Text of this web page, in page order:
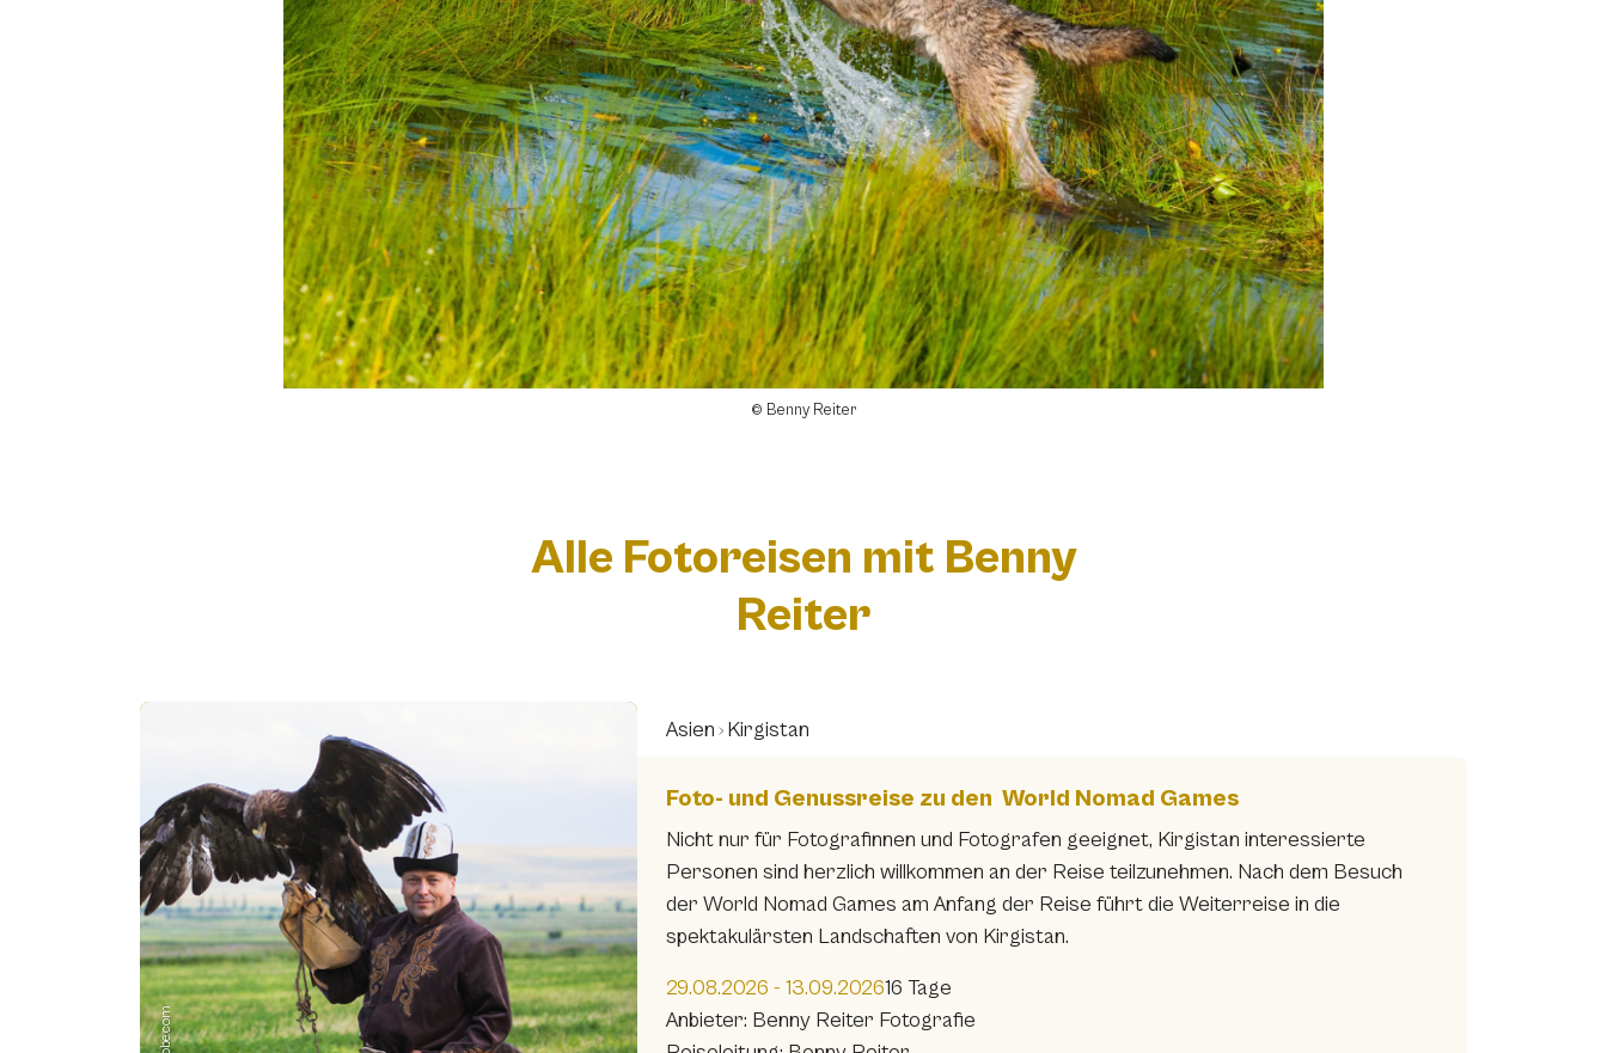
© Benny Reiter
Alle Fotoreisen mit Benny
Reiter
Asien Kirgistan
Foto- und Genussreise zu den World Nomad Games
Nicht nur für Fotografinnen und Fotografen geeignet, Kirgistan interessierte
Personen sind herzlich willkommen an der Reise teilzunehmen. Nach dem Besuch
der World Nomad Games am Anfang der Reise führt die Weiterreise in die
spektakulärsten Landschaften von Kirgistan.
29.08.2026 - 13.09.202616 Tage
Anbieter: Benny Reiter Fotografie